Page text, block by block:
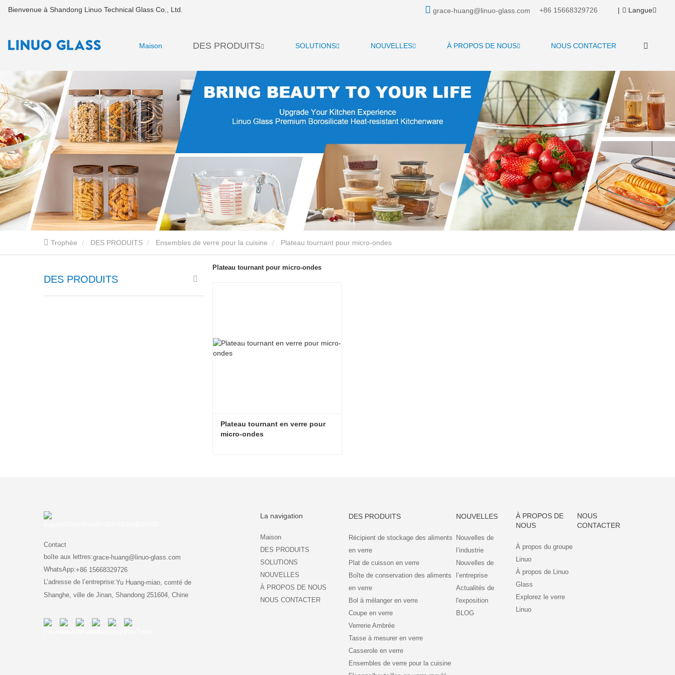
Bienvenue à Shandong Linuo Technical Glass Co., Ltd. grace-huang@linuo-glass.com +86 15668329726 | Langue
Maison DES PRODUITS SOLUTIONS NOUVELLES À PROPOS DE NOUS NOUS CONTACTER
Trophée DES PRODUITS Ensembles de verre pour la cuisine Plateau tournant pour micro-ondes
DES PRODUITS
Plateau tournant pour micro-ondes
Plateau tournant en verre pour
micro-ondes
Contact
boîte aux lettres:grace-huang@linuo-glass.com
WhatsApp:+86 15668329726
L’adresse de l’entreprise:Yu Huang-miao, comté de
Shanghe, ville de Jinan, Shandong 251604, Chine
La navigation
Maison
DES PRODUITS
SOLUTIONS
NOUVELLES
À PROPOS DE NOUS
NOUS CONTACTER
DES PRODUITS
Récipient de stockage des aliments
en verre
Plat de cuisson en verre
Boîte de conservation des aliments
en verre
Bol à mélanger en verre
Coupe en verre
Verrerie Ambrée
Tasse à mesurer en verre
Casserole en verre
Ensembles de verre pour la cuisine
NOUVELLES
Nouvelles de
l’industrie
Nouvelles de
l’entreprise
Actualités de
l'exposition
BLOG
À PROPOS DE
NOUS
À propos du groupe
Linuo
À propos de Linuo
Glass
Explorez le verre
Linuo
NOUS
CONTACTER